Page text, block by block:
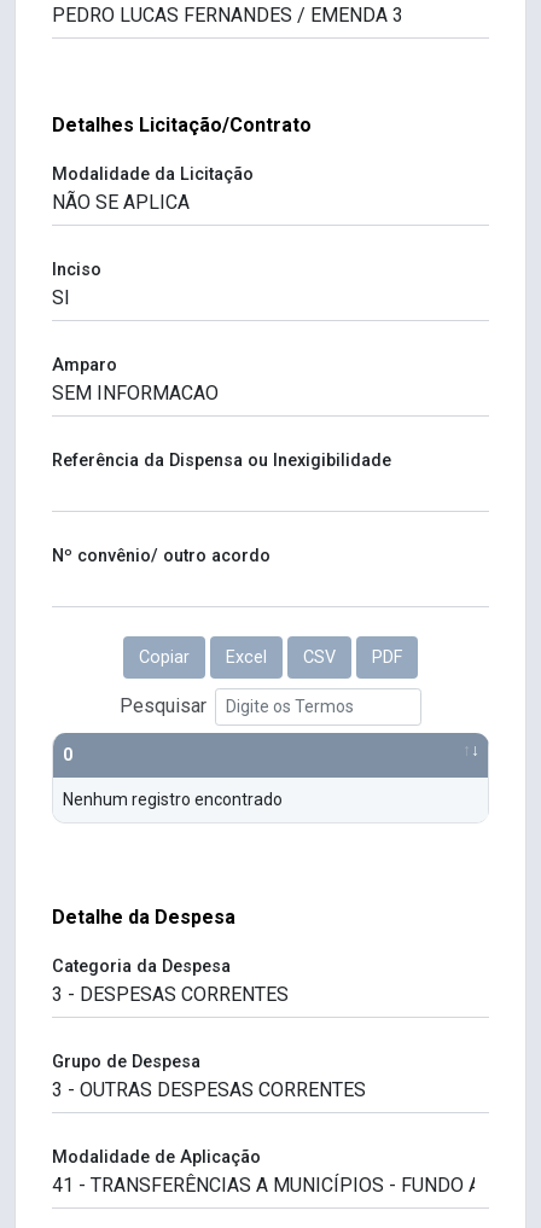
Detalhes Licitação/Contrato
Modalidade da Licitação
Inciso
Amparo
Referência da Dispensa ou Inexigibilidade
Nº convênio/ outro acordo
Copiar Excel CSV PDF
Pesquisar
0
Nenhum registro encontrado
Detalhe da Despesa
Categoria da Despesa
Grupo de Despesa
Modalidade de Aplicação